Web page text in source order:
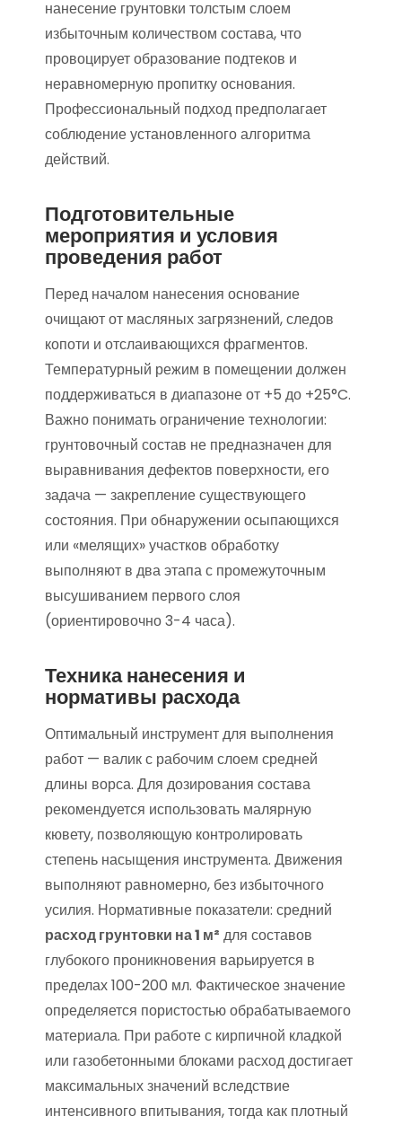
нанесение грунтовки толстым слоем
избыточным количеством состава, что
провоцирует образование подтеков и
неравномерную пропитку основания.
Профессиональный подход предполагает
соблюдение установленного алгоритма
действий.
Подготовительные
мероприятия и условия
проведения работ
Перед началом нанесения основание
очищают от масляных загрязнений, следов
копоти и отслаивающихся фрагментов.
Температурный режим в помещении должен
поддерживаться в диапазоне от +5 до +25°C.
Важно понимать ограничение технологии:
грунтовочный состав не предназначен для
выравнивания дефектов поверхности, его
задача — закрепление существующего
состояния. При обнаружении осыпающихся
или «мелящих» участков обработку
выполняют в два этапа с промежуточным
высушиванием первого слоя
(ориентировочно 3-4 часа).
Техника нанесения и
нормативы расхода
Оптимальный инструмент для выполнения
работ — валик с рабочим слоем средней
длины ворса. Для дозирования состава
рекомендуется использовать малярную
кювету, позволяющую контролировать
степень насыщения инструмента. Движения
выполняют равномерно, без избыточного
усилия. Нормативные показатели: средний
расход грунтовки на 1 м² для составов
глубокого проникновения варьируется в
пределах 100-200 мл. Фактическое значение
определяется пористостью обрабатываемого
материала. При работе с кирпичной кладкой
или газобетонными блоками расход достигает
максимальных значений вследствие
интенсивного впитывания, тогда как плотный